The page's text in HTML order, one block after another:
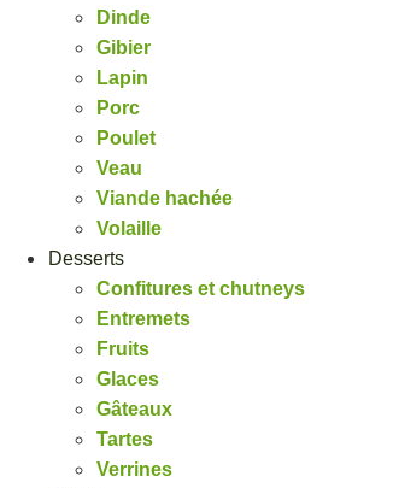
Dinde
Gibier
Lapin
Porc
Poulet
Veau
Viande hachée
Volaille
Desserts
Confitures et chutneys
Entremets
Fruits
Glaces
Gâteaux
Tartes
Verrines